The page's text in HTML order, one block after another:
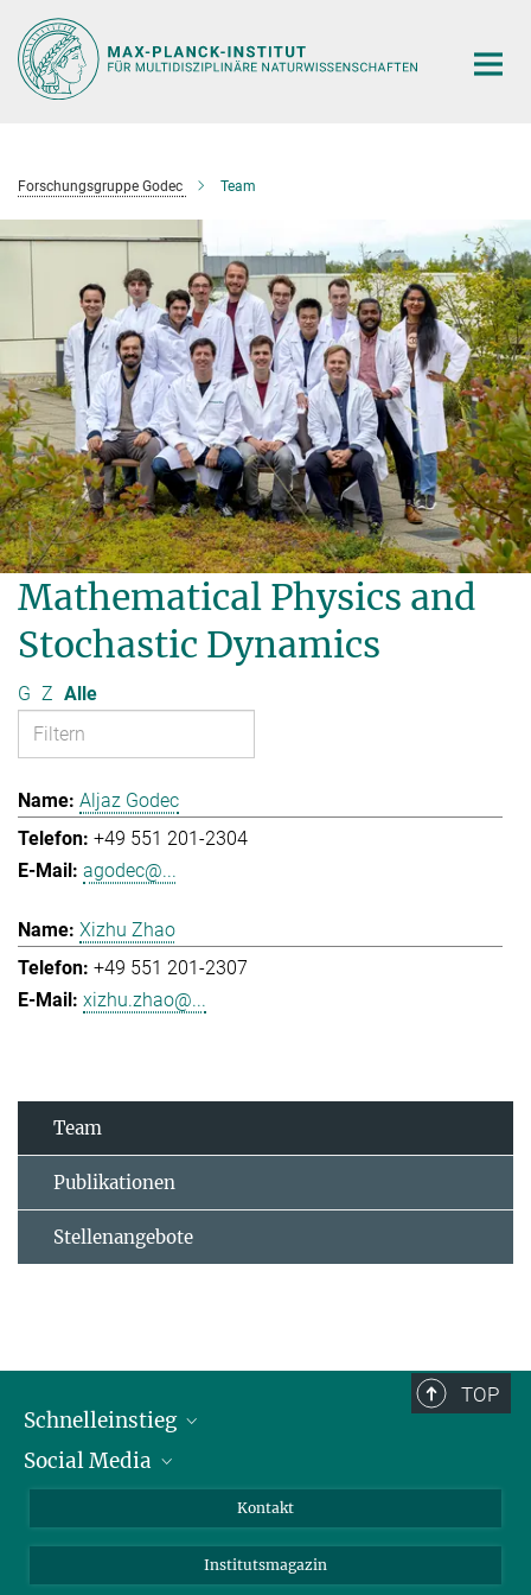
Hauptinhalt
Forschungsgruppe Godec Team
Mathematical Physics and
Stochastic Dynamics
G Z Alle
Aljaz Godec
+49 551 201-2304
agodec@...
Xizhu Zhao
+49 551 201-2307
xizhu.zhao@...
Team
Publikationen
Stellenangebote
TOP
Schnelleinstieg
Alumni
Social Media
Facebook
Kontakt
Institutsmagazin